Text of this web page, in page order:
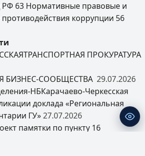
РФ 63 Нормативные правовые и
коррупции 56
ПРОКУРАТУРА
БИЗНЕС-СООБЩЕСТВА 29.07.2026
НБКарачаево-Черкесская
доклада «Региональная
ГУ» 27.07.2026
памятки по пункту 16